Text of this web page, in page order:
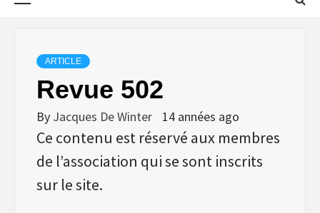
ARTICLE
Revue 502
By Jacques De Winter 14 années ago
Ce contenu est réservé aux membres
de l’association qui se sont inscrits
sur le site.